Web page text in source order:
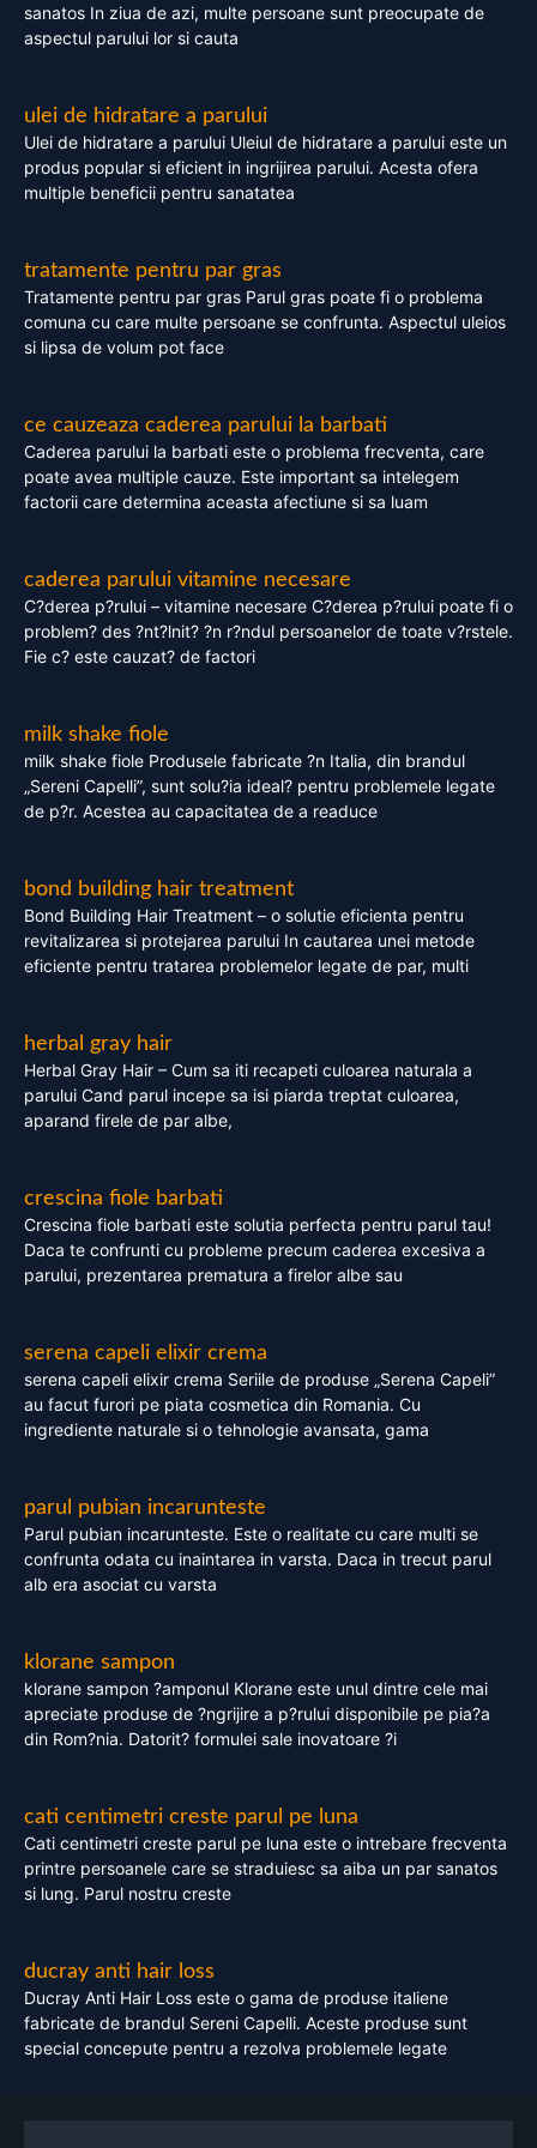
sanatos In ziua de azi, multe persoane sunt preocupate de
aspectul parului lor si cauta
ulei de hidratare a parului
Ulei de hidratare a parului Uleiul de hidratare a parului este un
produs popular si eficient in ingrijirea parului. Acesta ofera
multiple beneficii pentru sanatatea
tratamente pentru par gras
Tratamente pentru par gras Parul gras poate fi o problema
comuna cu care multe persoane se confrunta. Aspectul uleios
si lipsa de volum pot face
ce cauzeaza caderea parului la barbati
Caderea parului la barbati este o problema frecventa, care
poate avea multiple cauze. Este important sa intelegem
factorii care determina aceasta afectiune si sa luam
caderea parului vitamine necesare
C?derea p?rului – vitamine necesare C?derea p?rului poate fi o
problem? des ?nt?lnit? ?n r?ndul persoanelor de toate v?rstele.
Fie c? este cauzat? de factori
milk shake fiole
milk shake fiole Produsele fabricate ?n Italia, din brandul
„Sereni Capelli”, sunt solu?ia ideal? pentru problemele legate
de p?r. Acestea au capacitatea de a readuce
bond building hair treatment
Bond Building Hair Treatment – o solutie eficienta pentru
revitalizarea si protejarea parului In cautarea unei metode
eficiente pentru tratarea problemelor legate de par, multi
herbal gray hair
Herbal Gray Hair – Cum sa iti recapeti culoarea naturala a
parului Cand parul incepe sa isi piarda treptat culoarea,
aparand firele de par albe,
crescina fiole barbati
Crescina fiole barbati este solutia perfecta pentru parul tau!
Daca te confrunti cu probleme precum caderea excesiva a
parului, prezentarea prematura a firelor albe sau
serena capeli elixir crema
serena capeli elixir crema Seriile de produse „Serena Capeli”
au facut furori pe piata cosmetica din Romania. Cu
ingrediente naturale si o tehnologie avansata, gama
parul pubian incarunteste
Parul pubian incarunteste. Este o realitate cu care multi se
confrunta odata cu inaintarea in varsta. Daca in trecut parul
alb era asociat cu varsta
klorane sampon
klorane sampon ?amponul Klorane este unul dintre cele mai
apreciate produse de ?ngrijire a p?rului disponibile pe pia?a
din Rom?nia. Datorit? formulei sale inovatoare ?i
cati centimetri creste parul pe luna
Cati centimetri creste parul pe luna este o intrebare frecventa
printre persoanele care se straduiesc sa aiba un par sanatos
si lung. Parul nostru creste
ducray anti hair loss
Ducray Anti Hair Loss este o gama de produse italiene
fabricate de brandul Sereni Capelli. Aceste produse sunt
special concepute pentru a rezolva problemele legate